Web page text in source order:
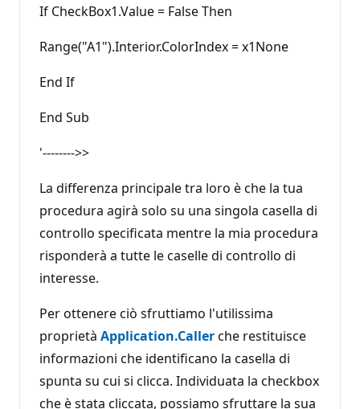
If CheckBox1.Value = False Then
Range("A1").Interior.ColorIndex = x1None
End If
End Sub
'-------->>
La differenza principale tra loro è che la tua
procedura agirà solo su una singola casella di
controllo specificata mentre la mia procedura
risponderà a tutte le caselle di controllo di
interesse.
Per ottenere ciò sfruttiamo l'utilissima
proprietà Application.Callerche restituisce
informazioni che identificano la casella di
spunta su cui si clicca. Individuata la checkbox
che è stata cliccata, possiamo sfruttare la sua